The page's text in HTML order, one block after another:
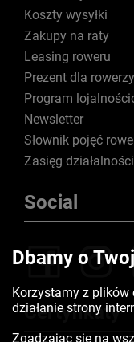
Koszty wysyłki
Zakupy na raty
Leasing roweru
Prezent dla
Program
Newsletter
Słownik pojęć
Zasięg działalności
Social
Certyfikaty
Dbamy o
Korzystamy z plików
działanie strony
Zgadzając się na